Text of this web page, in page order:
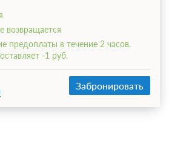
возвращается
предоплаты в течение 2 часов.
-1 руб.
Забронировать